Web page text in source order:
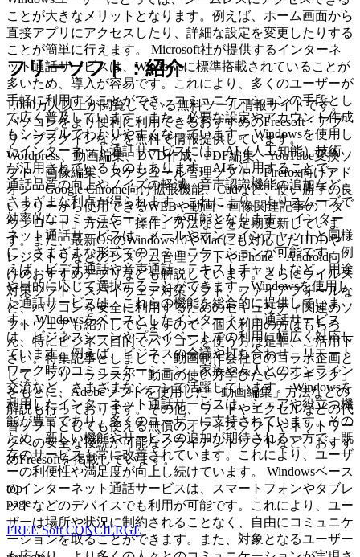
ことが大きなメリットとなります。例えば、ホーム画面から
直接アプリにアクセスしたり、詳細な設定を変更したりする
ことが簡単に行えます。 Microsoft社が提供するインターネ
ット通話サービスは、Windowsに標準搭載されていることが
多いため、導入が容易です。これにより、多くのユーザーが
手軽に利用することができ、コミュニケーションの手段とし
て広く普及しています。また、必要な設定やアカウント作成
もシンプルでわかりやすくなっています。 Windowsを使用し
たインターネット通話サービスには、AI（人工知能）技術
が活用されているものもあります。AIを活用することで、
通話品質の向上やノイズの軽減、音声認識機能の追加など、
さまざまな利点が得られます。これにより、よりスムーズで
効率的なコミュニケーションが可能となります。 インター
ネット通話サービスは、メールやオンラインチャットと同様
に、さまざまな形式でのコミュニケーションが可能です。例
えば、ビデオ通話や音声通話、テキストチャットなど、用途
や目的に応じて選択することができます。Windowsを使用し
た通話サービスは、これらの機能を総合的に提供していま
す。 Windowsをベースとしたインターネット通話サービス
は、ビジネスシーンやプライベートでの利用に幅広く対応し
ています。例えば、ビジネスの会議や打ち合わせ、リモート
ワーク時のコミュニケーション、家族や友人とのオンライン
交流など、さまざまなシーンで活躍しています。 Windowsを
利用したインターネット通話サービスは、シェアや役立つ機
能が豊富であり、多くのユーザーに支持されています。その
ため、新しい機能やサービスの追加が期待される一方で、既
存のサービスも常に改善されています。これにより、ユーザ
ーの利便性や満足度が向上し続けています。 Windowsベース
のインターネット通話サービスは、スマートフォンやタブレ
ットなどのデバイスでも利用が可能です。これにより、ユー
ザーは場所や状況に制約されることなく、自由にコミュニケ
ーションを取ることができます。また、対象となるユーザー
フリーソフト：紹介
1,000万人以上が閲覧している無料ツール情報サイトです。
パソコンをより便利に利用できるおすすめのFreesoft・アプ
リ・プラグインなどを無料で情報提供しています。
Wordpress、動画編集、DVD作成、PDF編集、YouTube変換ソ
フト、画像編集、スケジュール管理ソフト、Firefox向けアド
オン・Google Chrome向け拡張機能、Cadなど、使い勝手の良
いフリーから使用できるWEBや動画・画像関連記事の「ダ
ウンロード」方法や「操作」方法などを定期更新していま
す。また、最新OSのWindows10やMacにも対応したHDDや
レジストリなどのシステム管理ソフトやiPhone・Android向
けのおすすめアプリなども解説しています。さらにウイルス
対策ソフト、スパイウェア対策ソフト、ファイアフォールな
ど、パソコンを安全に利用するためのセキュリティ関連のソ
フトウェアも紹介していますので、個人利用の方はもちろ
ん、特にビジネス目的でパソコンを使う方は是非、ご活用下
さい。特集記事としまして、動画制作会社とのコラボ企画と
して、フリーランスが「動画の使い方学びたいランキング」
をもとに、Adobeソフトを使用した「動画編集」方法などの
解説も行っております。その他、ワードやエクセルなどの代
替ソフトとしても使える無償のオフィスソフトやネットワー
クへの安全な接続が可能なクライアントソフトなど、おすす
めFreesoftを掲載しています。
top
page
FREE Soft CONCIERGE